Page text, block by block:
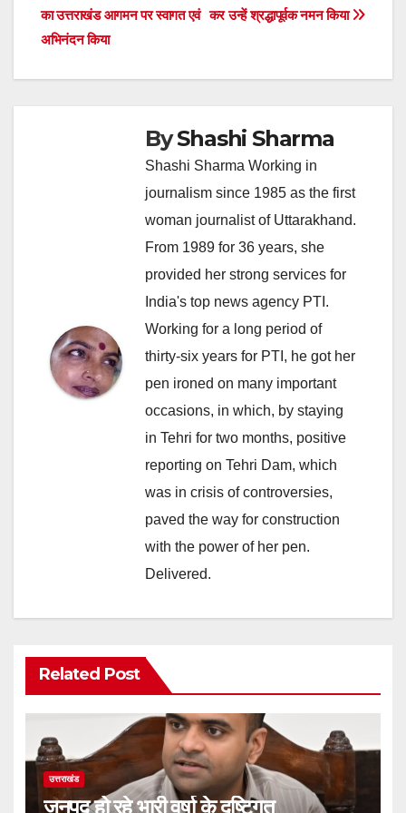
कर उन्हें श्रद्धापूर्वक नमन किया
का उत्तराखंड आगमन पर स्वागत एवं
अभिनंदन किया
ByShashi Sharma
Shashi Sharma Working in
journalism since 1985 as the first
woman journalist of Uttarakhand.
From 1989 for 36 years, she
provided her strong services for
India's top news agency PTI.
Working for a long period of
thirty-six years for PTI, he got her
pen ironed on many important
occasions, in which, by staying
in Tehri for two months, positive
reporting on Tehri Dam, which
was in crisis of controversies,
paved the way for construction
with the power of her pen.
Delivered.
Related Post
उत्तराखंड
जनपद हो रहे भारी वर्षा के दृष्टिगत